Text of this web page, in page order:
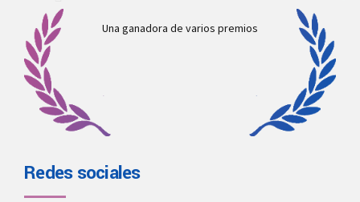
Una ganadora de varios premios
Redes sociales